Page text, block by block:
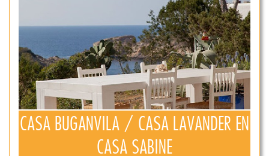
CASA BUGANVILA / CASA LAVANDER EN
CASA SABINE